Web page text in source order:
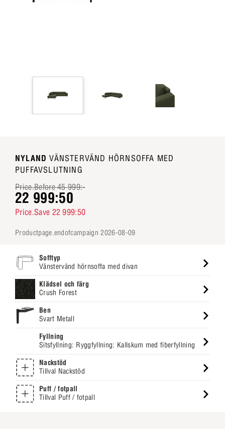
NYLAND VÄNSTERVÄND HÖRNSOFFA MED
PUFFAVSLUTNING
Price.Before 45 999:-
22 999:50
Price.Save 22 999:50
productpage.endofcampaign 2026-08-09
Sofftyp
Vänstervänd hörnsoffa med divan
Klädsel och färg
Crush Forest
Ben
Svart Metall
Fyllning
Sitsfyllning: Ryggfyllning: Kallskum med fiberfyllning
Nackstöd
Tillval Nackstöd
Puff / fotpall
Tillval Puff / fotpall